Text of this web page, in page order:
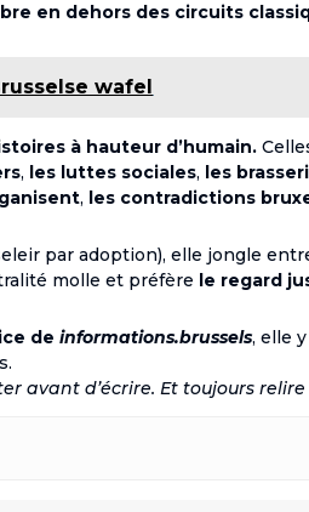
en dehors des circuits
wafel
à hauteur d’humain.
, les luttes sociales, les
, les contradictions
par adoption), elle jongle
molle et préfère le regard
deinformations.brussels, elle
avant d’écrire. Et toujours